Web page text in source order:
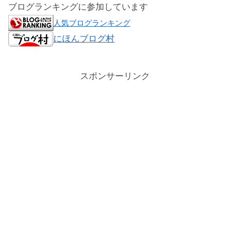
ブログランキングに参加しています
人気ブログランキング
にほんブログ村
スポンサーリンク